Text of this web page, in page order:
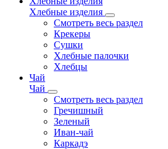
Хлебные изделия
Смотреть весь раздел
Крекеры
Сушки
Хлебные палочки
Хлебцы
Чай
Чай
Смотреть весь раздел
Гречишный
Зеленый
Иван-чай
Каркадэ